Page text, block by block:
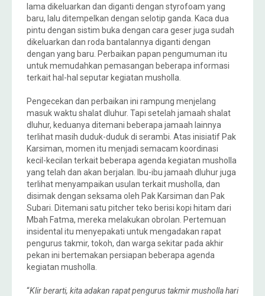
lama dikeluarkan dan diganti dengan styrofoam yang
baru, lalu ditempelkan dengan selotip ganda. Kaca dua
pintu dengan sistim buka dengan cara geser juga sudah
dikeluarkan dan roda bantalannya diganti dengan
dengan yang baru. Perbaikan papan pengumuman itu
untuk memudahkan pemasangan beberapa informasi
terkait hal-hal seputar kegiatan musholla.
Pengecekan dan perbaikan ini rampung menjelang
masuk waktu shalat dluhur. Tapi setelah jamaah shalat
dluhur, keduanya ditemani beberapa jamaah lainnya
terlihat masih duduk-duduk di serambi. Atas inisiatif Pak
Karsiman, momen itu menjadi semacam koordinasi
kecil-kecilan terkait beberapa agenda kegiatan musholla
yang telah dan akan berjalan. Ibu-ibu jamaah dluhur juga
terlihat menyampaikan usulan terkait musholla, dan
disimak dengan seksama oleh Pak Karsiman dan Pak
Subari. Ditemani satu pitcher teko berisi kopi hitam dari
Mbah Fatma, mereka melakukan obrolan. Pertemuan
insidental itu menyepakati untuk mengadakan rapat
pengurus takmir, tokoh, dan warga sekitar pada akhir
pekan ini bertemakan persiapan beberapa agenda
kegiatan musholla.
“Klir berarti, kita adakan rapat pengurus takmir musholla hari